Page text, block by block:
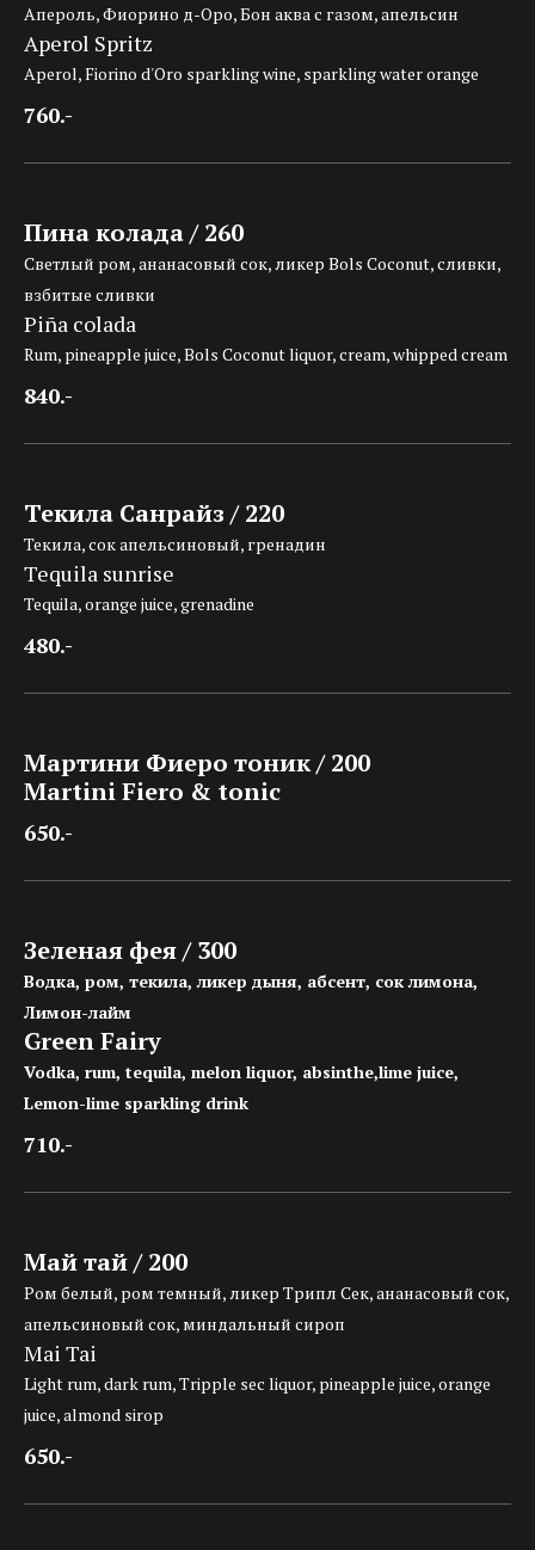
Апероль, Фиорино д-Оро, Бон аква с газом, апельсин
Aperol Spritz
Aperol, Fiorino d'Oro sparkling wine, sparkling water orange
760.-
Пина колада / 260
Светлый ром, ананасовый сок, ликер Bols Coconut, сливки,
взбитые сливки
Piña colada
Rum, pineapple juice, Bols Coconut liquor, cream, whipped cream
840.-
Текила Санрайз / 220
Текила, сок апельсиновый, гренадин
Tequila sunrise
Tequila, orange juice, grenadine
480.-
Мартини Фиеро тоник / 200
Martini Fiero & tonic
650.-
Зеленая фея / 300
Водка, ром, текила, ликер дыня, абсент, сок лимона,
Лимон-лайм
Green Fairy
Vodka, rum, tequila, melon liquor, absinthe,lime juice,
Lemon-lime sparkling drink
710.-
Май тай / 200
Ром белый, ром темный, ликер Трипл Сек, ананасовый сок,
апельсиновый сок, миндальный сироп
Mai Tai
Light rum, dark rum, Tripple sec liquor, pineapple juice, orange
juice, almond sirop
650.-